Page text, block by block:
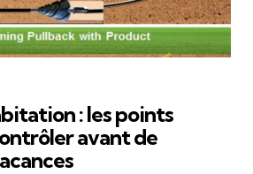
: les points
avant de